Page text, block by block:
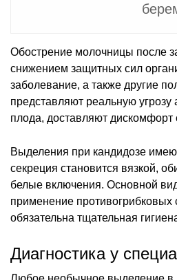
Обострение молочницы после
снижением защитных сил
заболевание, а также другие
представляют реальную
плода, доставляют
Выделения при кандидозе
секреция становится вязкой,
белые включения. Основной
применение противогрибковых
обязательна тщательная
Диагностика у